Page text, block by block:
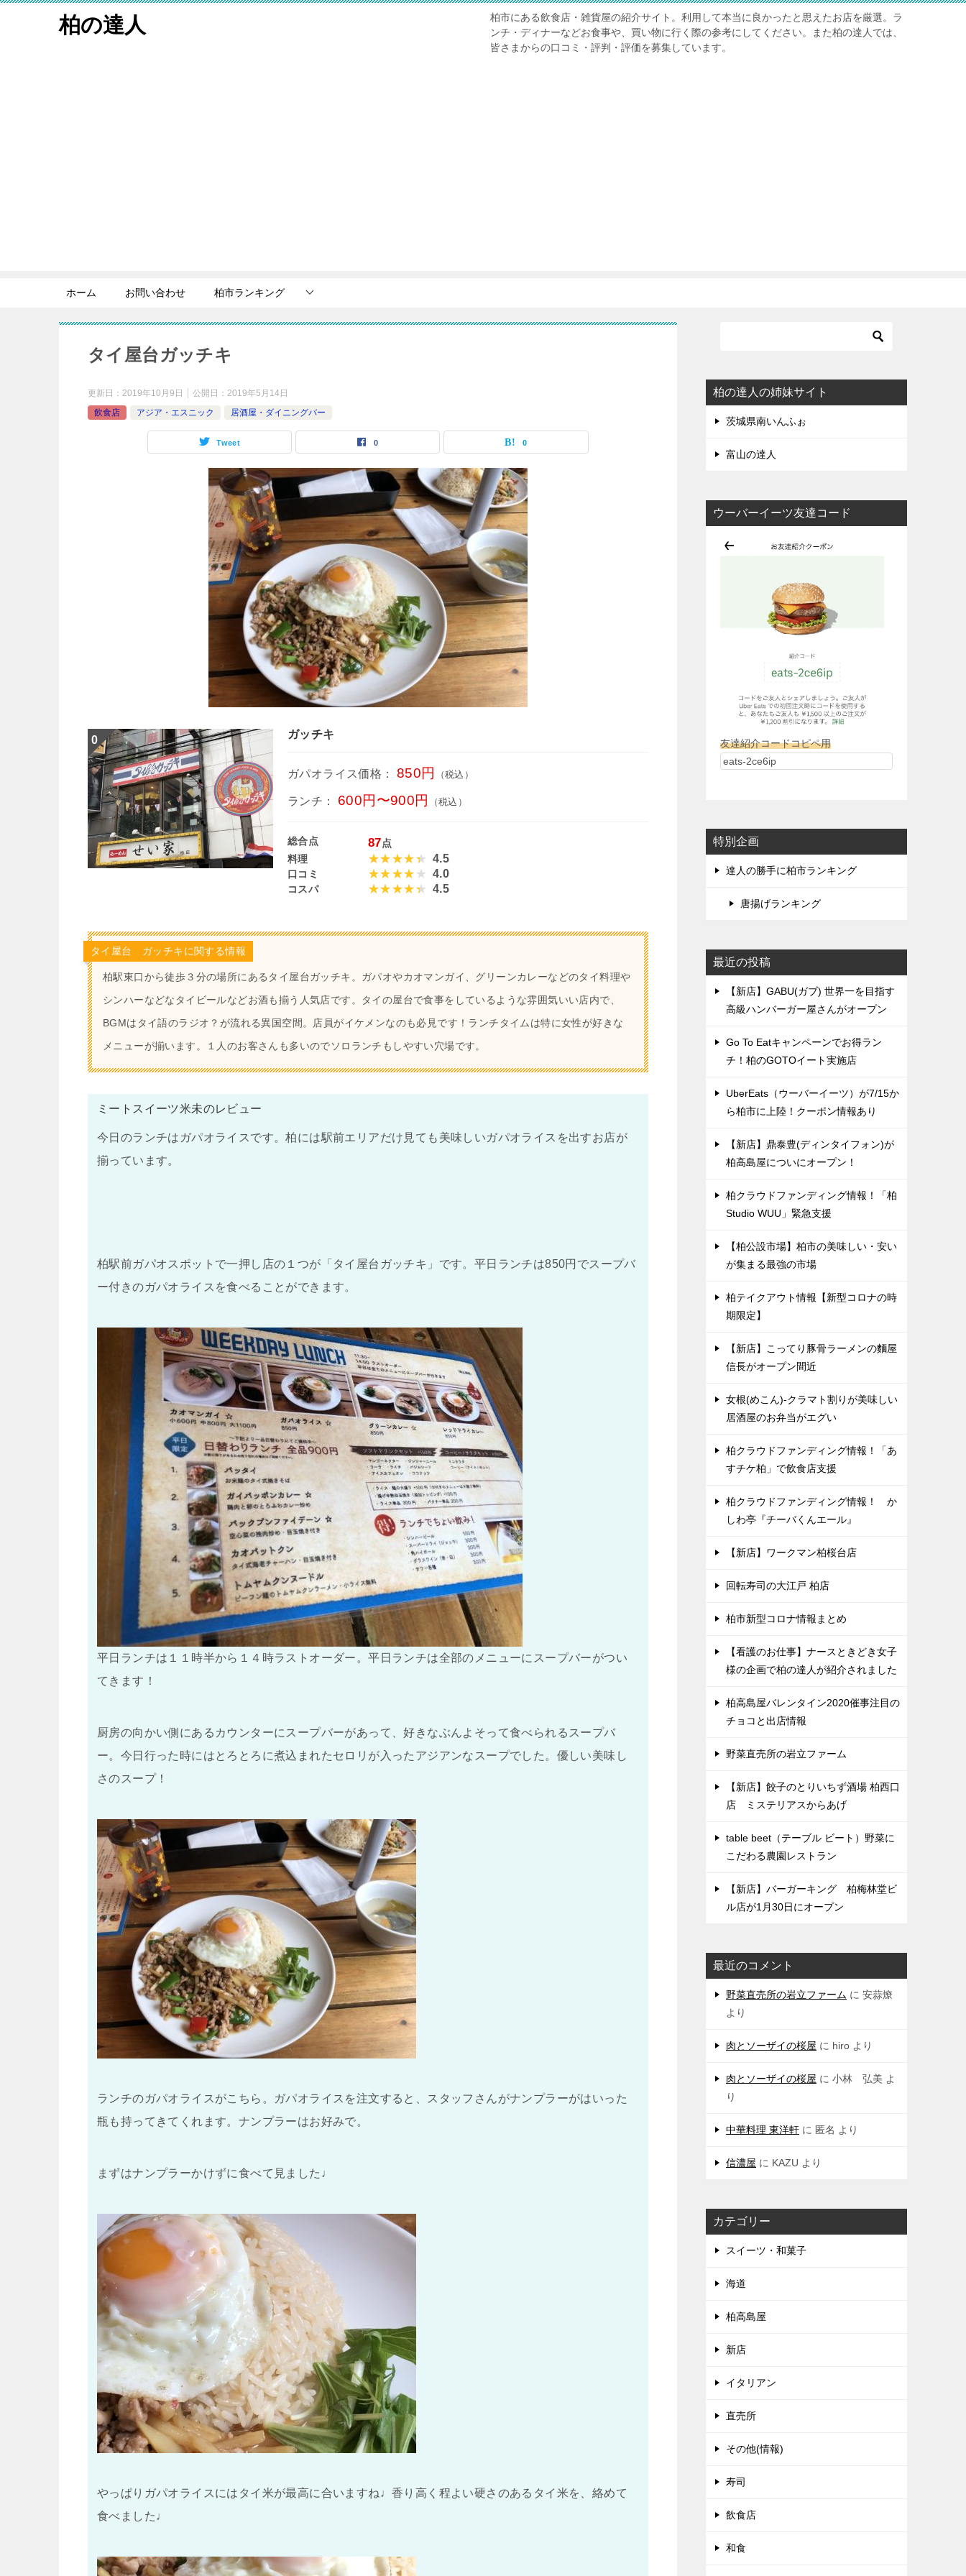
柏の達人
柏市にある飲食店・雑貨屋の紹介サイト。利用して本当に良かったと思えたお店を厳選。ラ
ンチ・ディナーなどお食事や、買い物に行く際の参考にしてください。また柏の達人では、
皆さまからの口コミ・評判・評価を募集しています。
ホーム お問い合わせ 柏市ランキング
タイ屋台ガッチキ
更新日： 2019年10月9日 公開日： 2019年5月14日
飲食店
アジア・エスニック 居酒屋・ダイニングバー
Tweet 0 0
ガッチキ
ガパオライス価格： 850円 （税込）
ランチ： 600円〜900円 （税込）
総合点 87点
料理
4.5
口コミ 4.0
コスパ 4.5
タイ屋台 ガッチキに関する情報
柏駅東口から徒歩３分の場所にあるタイ屋台ガッチキ。ガパオやカオマンガイ、グリーンカレーなどのタイ料理や
シンハーなどなタイビールなどお酒も揃う人気店です。タイの屋台で食事をしているような雰囲気いい店内で、
BGMはタイ語のラジオ？が流れる異国空間。店員がイケメンなのも必見です！ランチタイムは特に女性が好きな
メニューが揃います。１人のお客さんも多いのでソロランチもしやすい穴場です。
ミートスイーツ米未のレビュー
今日のランチはガパオライスです。柏には駅前エリアだけ見ても美味しいガパオライスを出すお店が
揃っています。
柏駅前ガパオスポットで一押し店の１つが「タイ屋台ガッチキ」です。平日ランチは850円でスープバ
ー付きのガパオライスを食べることができます。
平日ランチは１１時半から１４時ラストオーダー。平日ランチは全部のメニューにスープバーがつい
てきます！
厨房の向かい側にあるカウンターにスープバーがあって、好きなぶんよそって食べられるスープバ
ー。今日行った時にはとろとろに煮込まれたセロリが入ったアジアンなスープでした。優しい美味し
さのスープ！
ランチのガパオライスがこちら。ガパオライスを注文すると、スタッフさんがナンプラーがはいった
瓶も持ってきてくれます。ナンプラーはお好みで。
まずはナンプラーかけずに食べて見ました♩
やっぱりガパオライスにはタイ米が最高に合いますね♩香り高く程よい硬さのあるタイ米を、絡めて
食べました♩
柏の達人の姉妹サイト
茨城県南いんふぉ
富山の達人
ウーバーイーツ友達コード
友達紹介コードコピペ用
特別企画
達人の勝手に柏市ランキング
唐揚げランキング
最近の投稿
【新店】GABU(ガブ) 世界一を目指す
高級ハンバーガー屋さんがオープン
Go To Eatキャンペーンでお得ラン
チ！柏のGOTOイート実施店
UberEats（ウーバーイーツ）が7/15か
ら柏市に上陸！クーポン情報あり
【新店】鼎泰豊(ディンタイフォン)が
柏高島屋についにオープン！
柏クラウドファンディング情報！「柏
Studio WUU」緊急支援
【柏公設市場】柏市の美味しい・安い
が集まる最強の市場
柏テイクアウト情報【新型コロナの時
期限定】
【新店】こってり豚骨ラーメンの麵屋
信長がオープン間近
女根(めこん)-クラマト割りが美味しい
居酒屋のお弁当がエグい
柏クラウドファンディング情報！「あ
すチケ柏」で飲食店支援
柏クラウドファンディング情報！ か
しわ亭『チーバくんエール』
【新店】ワークマン柏桜台店
回転寿司の大江戸 柏店
柏市新型コロナ情報まとめ
【看護のお仕事】ナースときどき女子
様の企画で柏の達人が紹介されました
柏高島屋バレンタイン2020催事注目の
チョコと出店情報
野菜直売所の岩立ファーム
【新店】餃子のとりいちず酒場 柏西口
店 ミステリアスからあげ
table beet（テーブル ビート）野菜に
こだわる農園レストラン
【新店】バーガーキング 柏梅林堂ビ
ル店が1月30日にオープン
最近のコメント
野菜直売所の岩立ファーム に 安蒜燎
より
肉とソーザイの桜屋 に hiro より
肉とソーザイの桜屋 に 小林 弘美 よ
り
中華料理 東洋軒 に 匿名 より
信濃屋 に KAZU より
カテゴリー
スイーツ・和菓子
海道
柏高島屋
新店
イタリアン
直売所
その他(情報)
寿司
飲食店
和食